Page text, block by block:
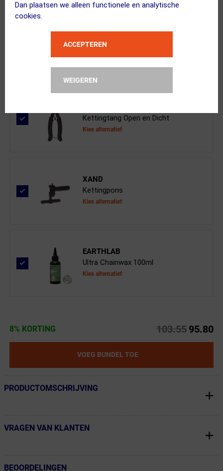
Dan plaatsen we alleen functionele en analytische
cookies.
ACCEPTEREN
WEIGEREN
Kettingtang Open en Dicht
Kies alternatief
XAND
Kettingpons
Kies alternatief
EARTHLAB
Ultra Chainwax 100ml
Kies alternatief
8% KORTING 103.55 95.80
VOEG BUNDEL TOE
← Terug naar productnavigatie
PRODUCTOMSCHRIJVING
← Terug naar productnavigatie
VRAGEN VAN KLANTEN
← Terug naar productnavigatie
BEOORDELINGEN